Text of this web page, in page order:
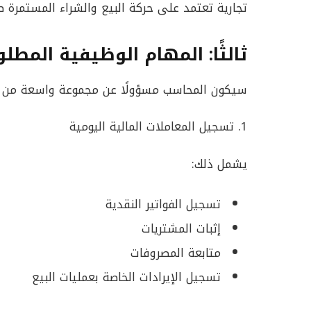
تجارية تعتمد على حركة البيع والشراء المستمرة
ثالثًا: المهام الوظيفية
سيكون المحاسب مسؤولًا عن مجموعة واسعة من
1. تسجيل المعاملات المالية اليومية
يشمل ذلك:
تسجيل الفواتير النقدية
إثبات المشتريات
متابعة المصروفات
تسجيل الإيرادات الخاصة بعمليات البيع